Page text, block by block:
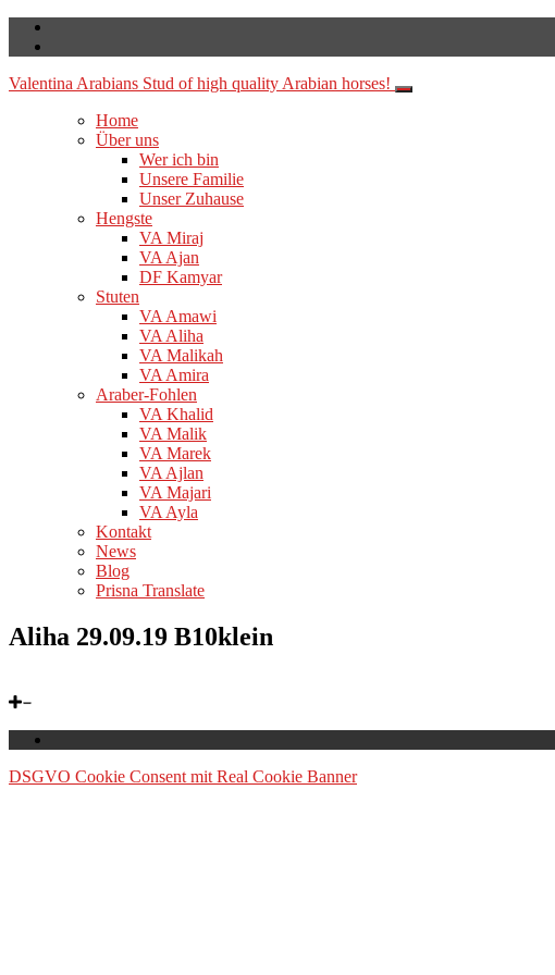
Valentina Arabians Stud of high quality Arabian horses!
Home
Über uns
Wer ich bin
Unsere Familie
Unser Zuhause
Hengste
VA Miraj
VA Ajan
DF Kamyar
Stuten
VA Amawi
VA Aliha
VA Malikah
VA Amira
Araber-Fohlen
VA Khalid
VA Malik
VA Marek
VA Ajlan
VA Majari
VA Ayla
Kontakt
News
Blog
Prisna Translate
Aliha 29.09.19 B10klein
DSGVO Cookie Consent mit Real Cookie Banner